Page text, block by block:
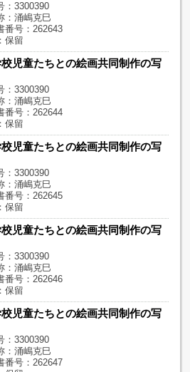
：3300390
：涌嶋克巳
番号：262643
保留
児童たちとの絵画共同制作の写
：3300390
：涌嶋克巳
番号：262644
保留
児童たちとの絵画共同制作の写
：3300390
：涌嶋克巳
番号：262645
保留
児童たちとの絵画共同制作の写
：3300390
：涌嶋克巳
番号：262646
保留
児童たちとの絵画共同制作の写
：3300390
：涌嶋克巳
番号：262647